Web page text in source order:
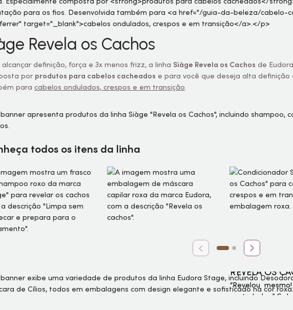
Revela os Cachos
alcançar definição, força e 3x menos frizz, a linha Siàge Revela os Cachos de
por produtos para cabelos cacheados e para você que deseja alta
paracabelos ondulados, crespos e em transição.
todos os itens da linha
REVELA OS
“Revelou
controladas.”